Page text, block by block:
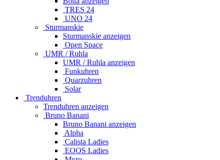
TRES 24
UNO 24
Sturmanskie
Sturmanskie anzeigen
Open Space
UMR / Ruhla
UMR / Ruhla anzeigen
Funkuhren
Quarzuhren
Solar
Trenduhren
Trenduhren anzeigen
Bruno Banani
Bruno Banani anzeigen
Alpha
Calista Ladies
EOOS Ladies